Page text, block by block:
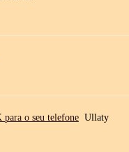
o seu telefone Ullaty